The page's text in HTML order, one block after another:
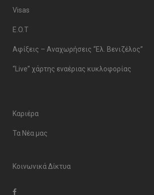
Visas
E.O.T
Αφίξεις – Αναχωρήσεις “Ελ. Βενιζέλος”
“Live” χάρτης εναέριας κυκλοφορίας
Καριέρα
Τα Νέα μας
Κοινωνικά Δίκτυα